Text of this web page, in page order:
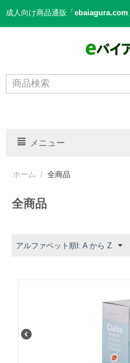
成人向け商品通販「 ebaiagura.com
メニュー
ホーム / 全商品
全商品
アルファベット順l: A から Z